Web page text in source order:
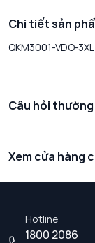
Chi tiết sản
QKM3001-VDO-3XL
Câu hỏi
Xem cửa hàng
Hotline
1800 2086